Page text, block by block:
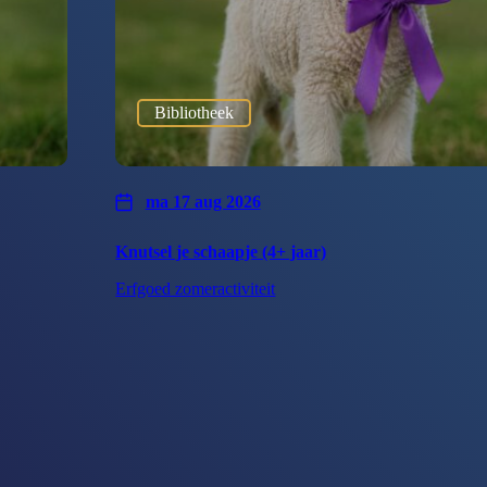
Bibliotheek
ma 17 aug 2026
Knutsel je schaapje (4+ jaar)
Erfgoed zomeractiviteit